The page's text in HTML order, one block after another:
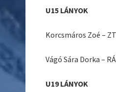
U15 LÁNYOK
Korcsmáros Zoé –
Vágó Sára Dorka –
U19 LÁNYOK